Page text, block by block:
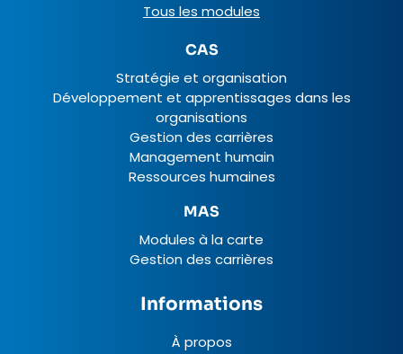
Tous les modules
CAS
Stratégie et organisation
Développement et apprentissages dans les
organisations
Gestion des carrières
Management humain
Ressources humaines
MAS
Modules à la carte
Gestion des carrières
Informations
À propos